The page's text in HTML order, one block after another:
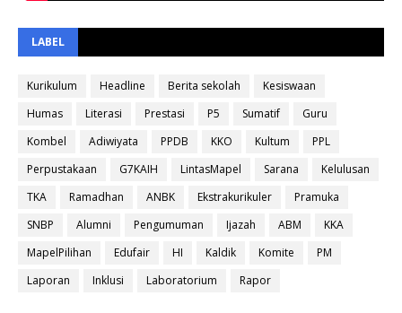
LABEL
Kurikulum Headline Berita sekolah
Kesiswaan
Humas
Literasi Prestasi P5 Sumatif
Guru
Kombel
Adiwiyata PPDB KKO Kultum
PPL
Perpustakaan
G7KAIH LintasMapel Sarana
Kelulusan
TKA
Ramadhan ANBK Ekstrakurikuler
Pramuka
SNBP
Alumni Pengumuman Ijazah ABM
KKA
MapelPilihan
Edufair HI Kaldik Komite
PM
Laporan
Inklusi Laboratorium Rapor